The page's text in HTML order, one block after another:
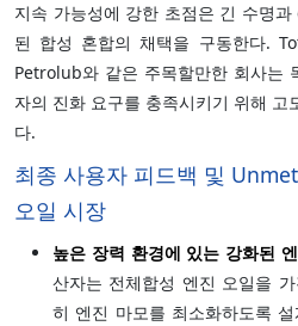
지속 가능성에 강한 초점은 긴 수명
된 합성 혼합의 채택을 구동한다.
Petrolub와 같은 주목할만한 회사는
자의 진화 요구를 충족시키기 위해 고
다.
최종 사용자 피드백 및
오일 시장
높은 장력 환경에 있는 강화된
산자는 전체합성 엔진 오일을
히 엔진 마모를 최소화하도록